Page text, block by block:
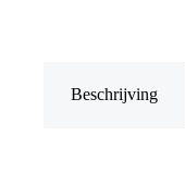
Beschrijving